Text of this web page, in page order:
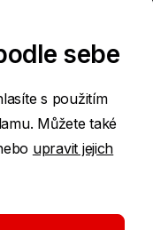
sebe
s použitím
Můžete také
upravit jejich